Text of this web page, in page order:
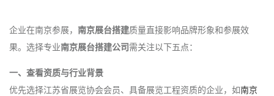
企业在南京参展， 南京展台搭建质量直接影响品牌形象和参展效
果。选择专业南京展台搭建公司需关注以下五点：
一、查看资质与行业背景
优先选择江苏省展览协会会员、具备展览工程资质的企业，如南京